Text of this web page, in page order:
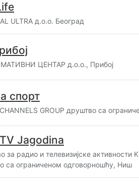
ULTRA д.о.о. Београд
ЦЕНТАР д.о.о., Прибој
спорт
GROUP друштво са
Jagodina
за радио и телевизијске активности
са ограниченом одговорношћу, Ниш